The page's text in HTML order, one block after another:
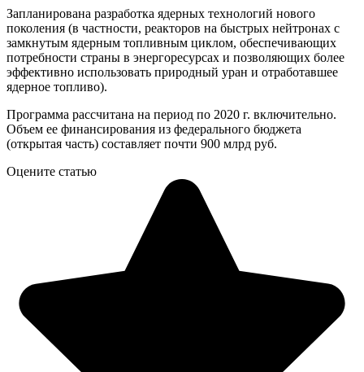
Запланирована разработка ядерных технологий нового
поколения (в частности, реакторов на быстрых нейтронах с
замкнутым ядерным топливным циклом, обеспечивающих
потребности страны в энергоресурсах и позволяющих более
эффективно использовать природный уран и отработавшее
ядерное топливо).
Программа рассчитана на период по 2020 г. включительно.
Объем ее финансирования из федерального бюджета
(открытая часть) составляет почти 900 млрд руб.
Оцените статью